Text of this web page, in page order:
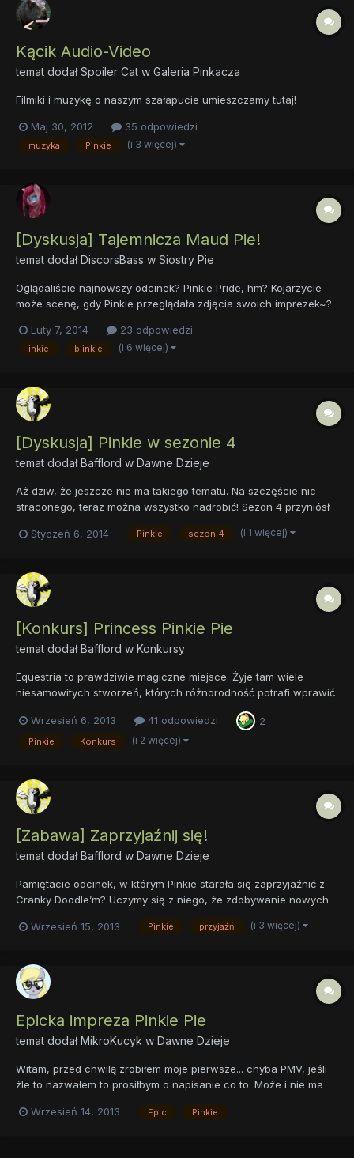
Kącik Audio-Video
temat dodałSpoiler Cat w Galeria Pinkacza
Filmiki i muzykę o naszym szałapucie umieszczamy tutaj!
Maj 30, 2012 35 odpowiedzi
muzyka Pinkie (i 3 więcej)
[Dyskusja] Tajemnicza Maud Pie!
temat dodałDiscorsBass w Siostry Pie
Oglądaliście najnowszy odcinek? Pinkie Pride, hm? Kojarzycie
może scenę, gdy Pinkie przeglądała zdjęcia swoich imprezek~?
zdjęcia pojawiła się tajemnicza mała klacz! Co o niej sądzicie?
Kim jest? Skąd się tam wzięła? Kolejna wpadka a...
Luty 7, 2014 23 odpowiedzi
inkie blinkie (i 6 więcej)
[Dyskusja] Pinkie w sezonie 4
temat dodałBafflord w Dawne Dzieje
Aż dziw, że jeszcze nie ma takiego tematu. Na szczęście nic
straconego, teraz można wszystko nadrobić! Sezon 4 przyniósł
crossovery, nawiązania... Łatwo się w tym w tym wszystkim
Styczeń 6, 2014 Pinkie sezon 4 (i 1 więcej)
[Konkurs] Princess Pinkie Pie
temat dodałBafflord w Konkursy
Equestria to prawdziwie magiczne miejsce. Żyje tam wiele
niesamowitych stworzeń, których różnorodność potrafi wprawić
przerażające mantikory, czy olbrzymie hydry stanowią gatunek
dominujący, tylko małe, niepozorne kucyki. Niech was jednak...
Wrzesień 6, 2013 41 odpowiedzi 2
Pinkie Konkurs (i 2 więcej)
[Zabawa] Zaprzyjaźnij się!
temat dodałBafflord w Dawne Dzieje
Pamiętacie odcinek, w którym Pinkie starała się zaprzyjaźnić z
Cranky Doodle’m? Uczymy się z niego, że zdobywanie nowych
Ponyville przybywają różne kucyki, niektóre nawet wolą tłumić w
Wrzesień 15, 2013 Pinkie przyjaźń (i 3 więcej)
Epicka impreza Pinkie Pie
temat dodałMikroKucyk w Dawne Dzieje
Witam, przed chwilą zrobiłem moje pierwsze... chyba PMV, jeśli
źle to nazwałem to prosiłbym o napisanie co to. Może i nie ma
tego typu. Tu był link do filmiku zawierającego sceny gore~
Wrzesień 14, 2013 Epic Pinkie